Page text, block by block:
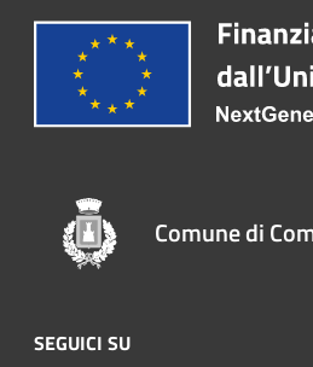
Comune di
SEGUICI SU